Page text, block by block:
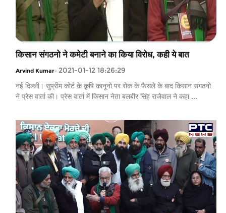
किसान संगठनो ने कमेटी बनाने का किया विरोध, कही ये बात
Arvind Kumar- 2021-01-12 18:26:29
नई दिल्ली। सुप्रीम कोर्ट के क़ृषि कानूनो पर रोक के फैसले के बाद किसान संगठनो
ने प्रेस वार्ता की। प्रेस वार्ता में किसान नेता बलबीर सिंह राजेवाल ने कहा ...